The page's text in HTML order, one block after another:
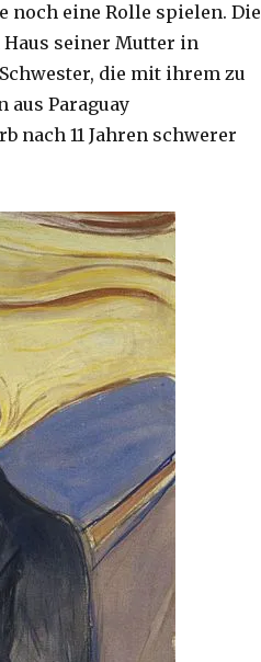
noch eine Rolle spielen. Die
seiner Mutter in
die mit ihrem zu
aus Paraguay
nach 11 Jahren schwerer